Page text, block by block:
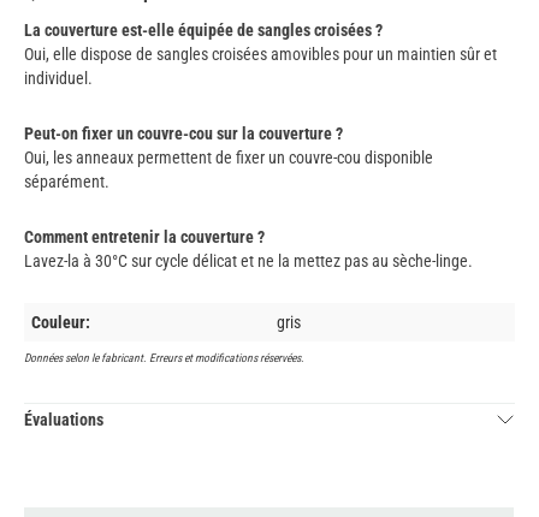
La couverture est-elle équipée de sangles croisées ?
Oui, elle dispose de sangles croisées amovibles pour un maintien sûr et
individuel.
Peut-on fixer un couvre-cou sur la couverture ?
Oui, les anneaux permettent de fixer un couvre-cou disponible
séparément.
Comment entretenir la couverture ?
Lavez-la à 30°C sur cycle délicat et ne la mettez pas au sèche-linge.
Couleur: gris
Données selon le fabricant. Erreurs et modifications réservées.
Évaluations